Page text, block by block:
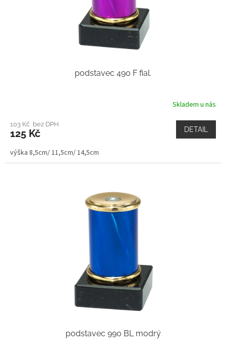
podstavec 490 F fial.
Skladem u nás
103 Kč bez DPH
125 Kč DETAIL
výška 8,5cm/ 11,5cm/ 14,5cm
podstavec 990 BL modrý